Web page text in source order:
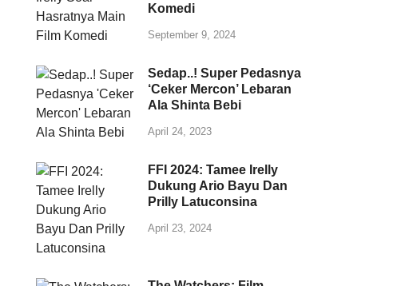
Komedi
September 9, 2024
Sedap..! Super Pedasnya
‘Ceker Mercon’ Lebaran
Ala Shinta Bebi
April 24, 2023
FFI 2024: Tamee Irelly
Dukung Ario Bayu Dan
Prilly Latuconsina
April 23, 2024